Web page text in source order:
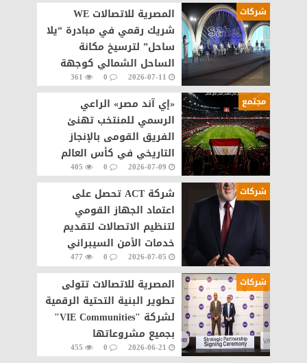
شركات
المصرية للاتصالات WE
شريك رقمي في مبادرة “يلا
ساحل” لترسيخ مكانة
الساحل الشمالي كوجهة
سياحية عالمية
2026-07-11
0
361
مجتمع
«إي آند مصر» الراعي
الرسمي للمنتخب تهنئ
الفريق القومى بالإنجاز
التاريخي في كأس العالم
2026-07-09
0
405
شركات
شركة ACT تحصل على
اعتماد الجهاز القومي
لتنظيم الاتصالات لتقديم
خدمات الأمن السيبراني
مصر2026-07-05
0
477
شركات
المصرية للاتصالات تتولى
تطوير البنية التحتية الرقمية
لشركة "VIE Communities"
بجميع مشروعاتها
2026-06-21
0
455